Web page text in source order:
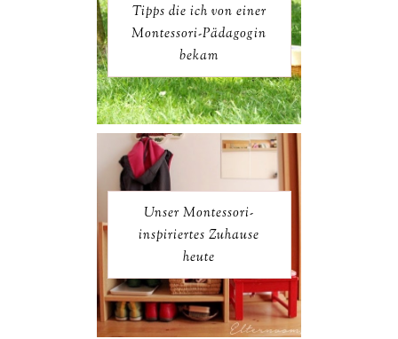
Tipps die ich von einer
Montessori-Pädagogin
bekam
Unser Montessori-
inspiriertes Zuhause
heute